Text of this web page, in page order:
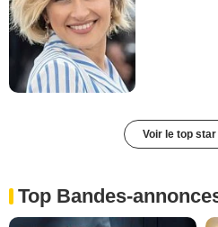
Voir le top
Top Bandes-